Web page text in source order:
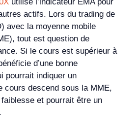
utilise l’indicateur EMA pour
actifs. Lors du trading de
avec la moyenne mobile
tout est question de
Si le cours est supérieur à
d’une bonne
pourrait indiquer un
cours descend sous la MME,
faiblesse et pourrait être un